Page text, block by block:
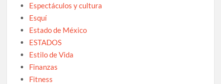
Espectáculos y cultura
Esquí
Estado de México
ESTADOS
Estilo de Vida
Finanzas
Fitness